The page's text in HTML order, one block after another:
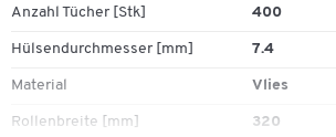
Anzahl Tücher [Stk] 400
Hülsendurchmesser [mm] 7.4
Material Vlies
Rollenbreite [mm] 320